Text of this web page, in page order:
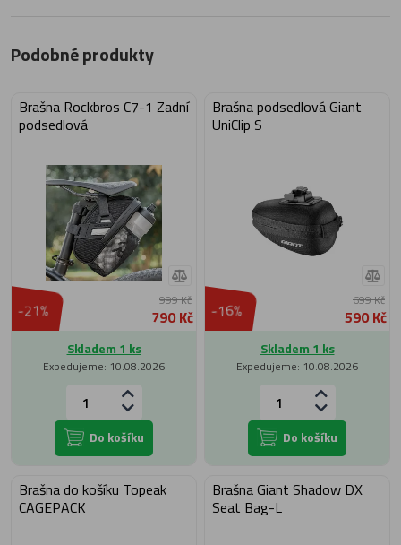
Podobné produkty
Brašna Rockbros C7-1 Zadní
podsedlová
-21% 999 Kč
790 Kč
Skladem 1 ks
Expedujeme: 10.08.2026
Do košíku
Brašna podsedlová Giant
UniClip S
-16% 699 Kč
590 Kč
Skladem 1 ks
Expedujeme: 10.08.2026
Do košíku
Brašna do košíku Topeak
CAGEPACK
Brašna Giant Shadow DX
Seat Bag-L